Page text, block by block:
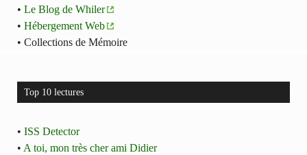
• Le Blog de Whiler
• Hébergement Web
• Collections de Mémoire
Top 10 lectures
• ISS Detector
• A toi, mon très cher ami Didier